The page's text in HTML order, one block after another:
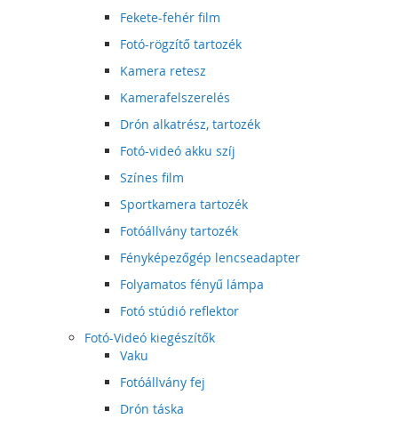
Fekete-fehér film
Fotó-rögzítő tartozék
Kamera retesz
Kamerafelszerelés
Drón alkatrész, tartozék
Fotó-videó akku szíj
Színes film
Sportkamera tartozék
Fotóállvány tartozék
Fényképezőgép lencseadapter
Folyamatos fényű lámpa
Fotó stúdió reflektor
Fotó-Videó kiegészítők
Vaku
Fotóállvány fej
Drón táska